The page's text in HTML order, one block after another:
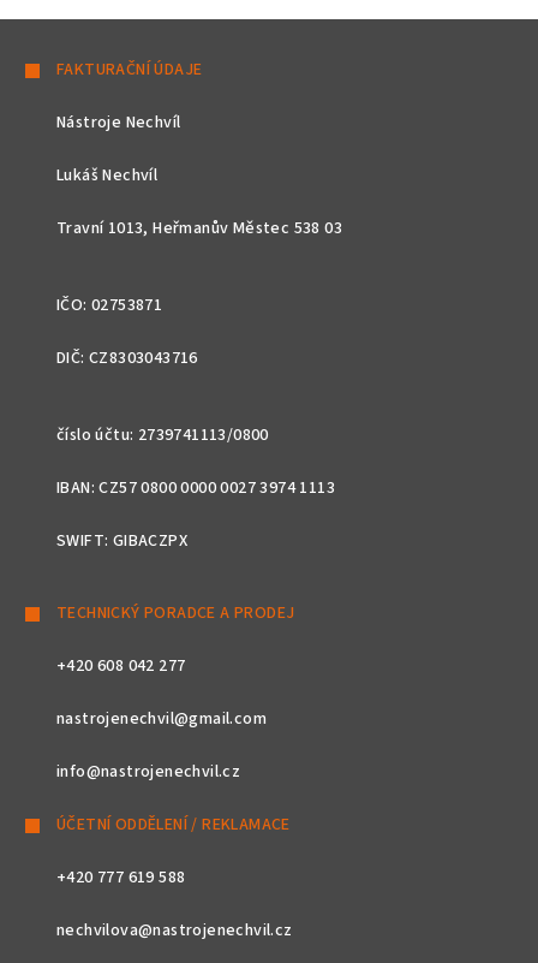
FAKTURAČNÍ ÚDAJE
Nástroje Nechvíl
Lukáš Nechvíl
Travní 1013, Heřmanův Městec 538 03
IČO: 02753871
DIČ: CZ8303043716
číslo účtu: 2739741113/0800
IBAN: CZ57 0800 0000 0027 3974 1113
SWIFT: GIBACZPX
TECHNICKÝ PORADCE A PRODEJ
+420 608 042 277
nastrojenechvil@gmail.com
info@nastrojenechvil.cz
ÚČETNÍ ODDĚLENÍ / REKLAMACE
+420 777 619 588
nechvilova@nastrojenechvil.cz